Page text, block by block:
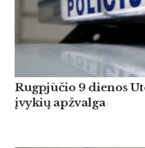
Rugpjūčio 9 dienos
įvykių apžvalga